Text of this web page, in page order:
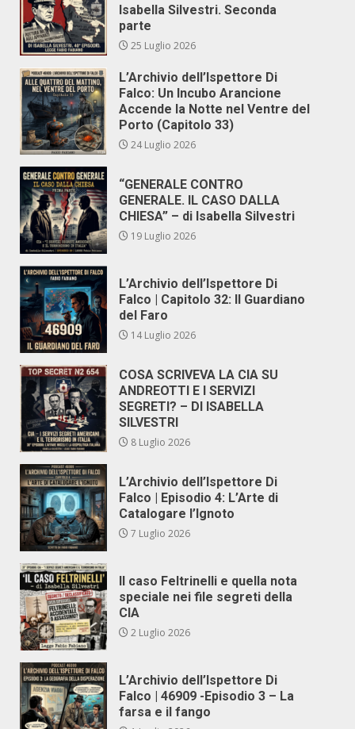
Isabella Silvestri. Seconda
parte
25 Luglio 2026
L’Archivio dell’Ispettore Di
Falco: Un Incubo Arancione
Accende la Notte nel Ventre del
Porto (Capitolo 33)
24 Luglio 2026
“GENERALE CONTRO
GENERALE. IL CASO DALLA
CHIESA” – di Isabella Silvestri
19 Luglio 2026
L’Archivio dell’Ispettore Di
Falco | Capitolo 32: Il Guardiano
del Faro
14 Luglio 2026
COSA SCRIVEVA LA CIA SU
ANDREOTTI E I SERVIZI
SEGRETI? – DI ISABELLA
SILVESTRI
8 Luglio 2026
L’Archivio dell’Ispettore Di
Falco | Episodio 4: L’Arte di
Catalogare l’Ignoto
7 Luglio 2026
Il caso Feltrinelli e quella nota
speciale nei file segreti della
CIA
2 Luglio 2026
L’Archivio dell’Ispettore Di
Falco | 46909 -Episodio 3 – La
farsa e il fango